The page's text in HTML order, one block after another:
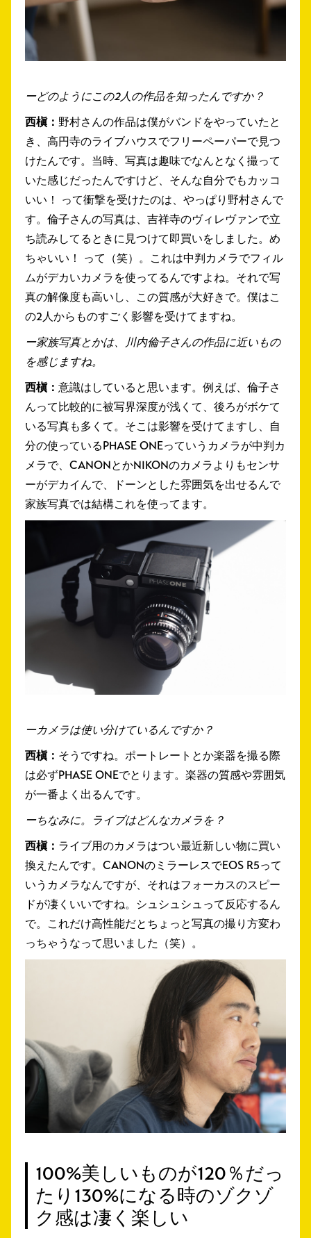
ーどのようにこの2人の作品を知ったんですか？
西槇： 野村さんの作品は僕がバンドをやっていたと
き、高円寺のライブハウスでフリーペーパーで見つ
けたんです。当時、写真は趣味でなんとなく撮って
いた感じだったんですけど、そんな自分でもカッコ
いい！ って衝撃を受けたのは、やっぱり野村さんで
す。倫子さんの写真は、吉祥寺のヴィレヴァンで立
ち読みしてるときに見つけて即買いをしました。め
ちゃいい！ って（笑）。これは中判カメラでフィル
ムがデカいカメラを使ってるんですよね。それで写
真の解像度も高いし、この質感が大好きで。僕はこ
の2人からものすごく影響を受けてますね。
ー家族写真とかは、川内倫子さんの作品に近いもの
を感じますね。
西槇： 意識はしていると思います。例えば、倫子さ
んって比較的に被写界深度が浅くて、後ろがボケて
いる写真も多くて。そこは影響を受けてますし、自
分の使っているPHASE ONEっていうカメラが中判カ
メラで、CANONとかNIKONのカメラよりもセンサ
ーがデカイんで、ドーンとした雰囲気を出せるんで
家族写真では結構これを使ってます。
ーカメラは使い分けているんですか？
西槇： そうですね。ポートレートとか楽器を撮る際
は必ずPHASE ONEでとります。楽器の質感や雰囲気
が一番よく出るんです。
ーちなみに。ライブはどんなカメラを？
西槇： ライブ用のカメラはつい最近新しい物に買い
換えたんです。CANONのミラーレスでEOS R5って
いうカメラなんですが、それはフォーカスのスピー
ドが凄くいいですね。シュシュシュって反応するん
で。これだけ高性能だとちょっと写真の撮り方変わ
っちゃうなって思いました（笑）。
100%美しいものが120％だっ
たり130%になる時のゾクゾ
ク感は凄く楽しい